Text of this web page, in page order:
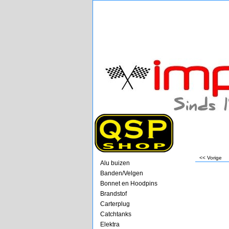
Alu buizen
Banden/Velgen
Bonnet en Hoodpins
Brandstof
Carterplug
Catchtanks
Elektra
<< Vorige